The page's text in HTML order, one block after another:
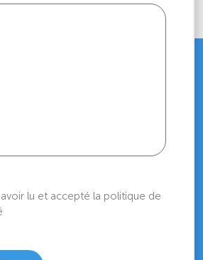
lu et accepté la politique de